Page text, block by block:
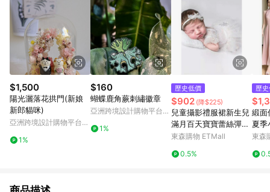
$1,500
陽光灑落花拱門(新娘
新郎貓咪)
亞洲跨境設計購物平台
1%
$160
蝴蝶鹿角蕨刺繡徽章
亞洲跨境設計購物平台
1%
歷史低價
$902 (降$225)
兒童攝影禮服裙新生兒
滿月百天寶寶蕾絲彈力
禮服套裝影樓攝影道具
東森購物 ETMall
0.5%
歷
緞面
夏季
裙女
東森